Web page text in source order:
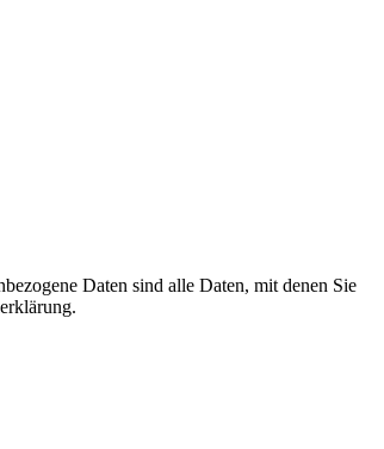
Daten sind alle Daten, mit denen Sie